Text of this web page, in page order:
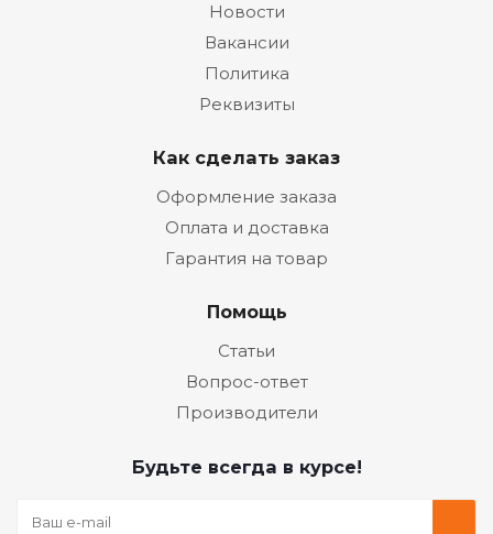
Новости
Вакансии
Политика
Реквизиты
Как сделать заказ
Оформление заказа
Оплата и доставка
Гарантия на товар
Помощь
Статьи
Вопрос-ответ
Производители
Будьте всегда в курсе!